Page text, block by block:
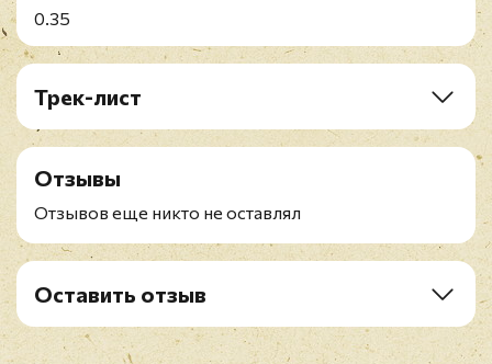
0.35
Трек-лист
A1. Good Enough
A2. No
A3. Okay
A4. Easy
A6. Here 4 U (Alison Wonderland x Blessus)
B1. Church
B2. Cry
B3. Happy Place
Отзывы
Отзывов еще никто не оставлял
Оставить отзыв